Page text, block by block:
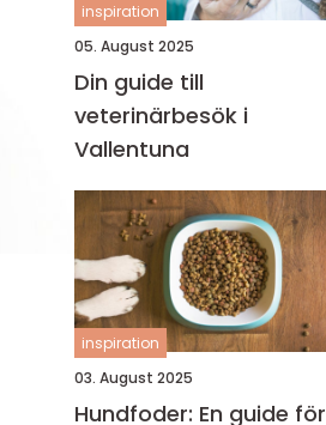
inspiration
05. August 2025
Din guide till
veterinärbesök i
Vallentuna
inspiration
03. August 2025
Hundfoder: En guide för